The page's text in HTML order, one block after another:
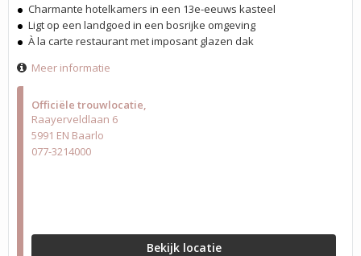
Officiële trouwlocatie
Raayerveldlaan 6
5991 EN Baarlo
077-3214000
Bekijk locatie
Charmante hotelkamers in een 13e-eeuws kasteel
Ligt op een landgoed in een bosrijke omgeving
À la carte restaurant met imposant glazen dak
Meer informatie